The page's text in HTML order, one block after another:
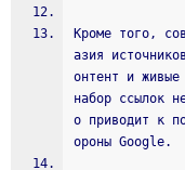
Кроме того,
азия источников
онтент и живые
набор ссылок
о приводит к
ороны Google.